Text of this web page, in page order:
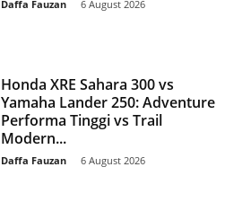
Daffa Fauzan 6 August 2026
Honda XRE Sahara 300 vs
Yamaha Lander 250: Adventure
Performa Tinggi vs Trail
Modern...
Daffa Fauzan 6 August 2026